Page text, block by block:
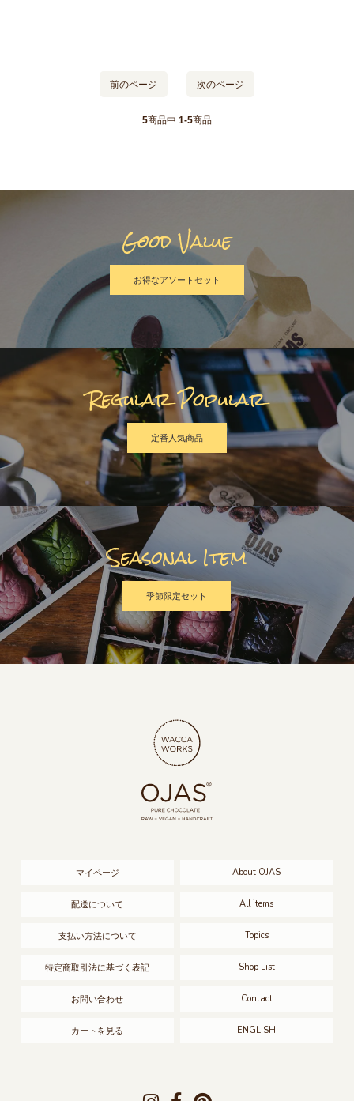
前のページ 次のページ
5商品中 1-5商品
Good Value
お得なアソートセット
Regular Popular
定番人気商品
Seasonal Item
季節限定セット
マイページ
配送について
支払い方法について
特定商取引法に基づく表記
お問い合わせ
カートを見る
About OJAS
All items
Topics
Shop List
Contact
ENGLISH